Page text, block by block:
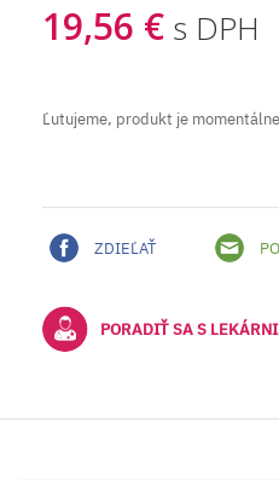
19,56 € s DPH
Ľutujeme, produkt je
ZDIEĽAŤ
PORADIŤ SA S